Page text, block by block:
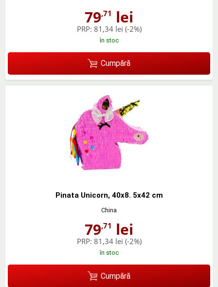
79,71 lei
PRP: 81,34 lei (-2%)
în stoc
Cumpără
Pinata Unicorn, 40x8. 5x42 cm
China
79,71 lei
PRP: 81,34 lei (-2%)
în stoc
Cumpără